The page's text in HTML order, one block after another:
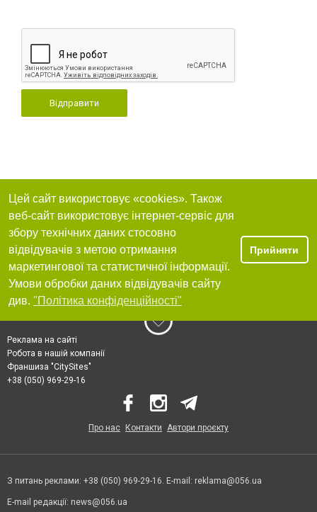
Відправити
Цей сайт використовує «cookies». Також
веб-сайт використовує інтернет-сервіс для
збору технічних даних стосовно
відвідувачів з метою отримання
маркетингової та статистичної інформації.
Умови обробки даних відвідувачів сайту
див. "Політика конфіденційності"
Прийняти
Реклама на сайті
Робота в нашій компанії
Франшиза "CitySites"
+38 (050) 969-29-16
Про нас Контакти Автори проєкту
З питань реклами: +38 (050) 969-29-16. E-mail: reklama@056.ua
E-mail редакції: news@056.ua